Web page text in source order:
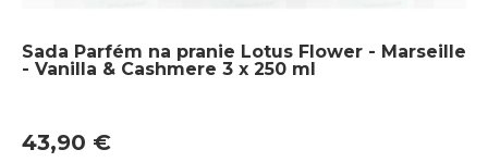
Sada Parfém na pranie Lotus Flower - Marseille
- Vanilla & Cashmere 3 x 250 ml
43,90 €